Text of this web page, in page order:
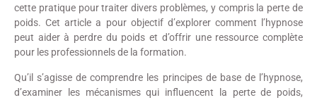
cette pratique pour traiter divers problèmes, y compris la perte de
poids. Cet article a pour objectif d’explorer comment l’hypnose
peut aider à perdre du poids et d’offrir une ressource complète
pour les professionnels de la formation.
Qu’il s’agisse de comprendre les principes de base de l’hypnose,
d’examiner les mécanismes qui influencent la perte de poids,